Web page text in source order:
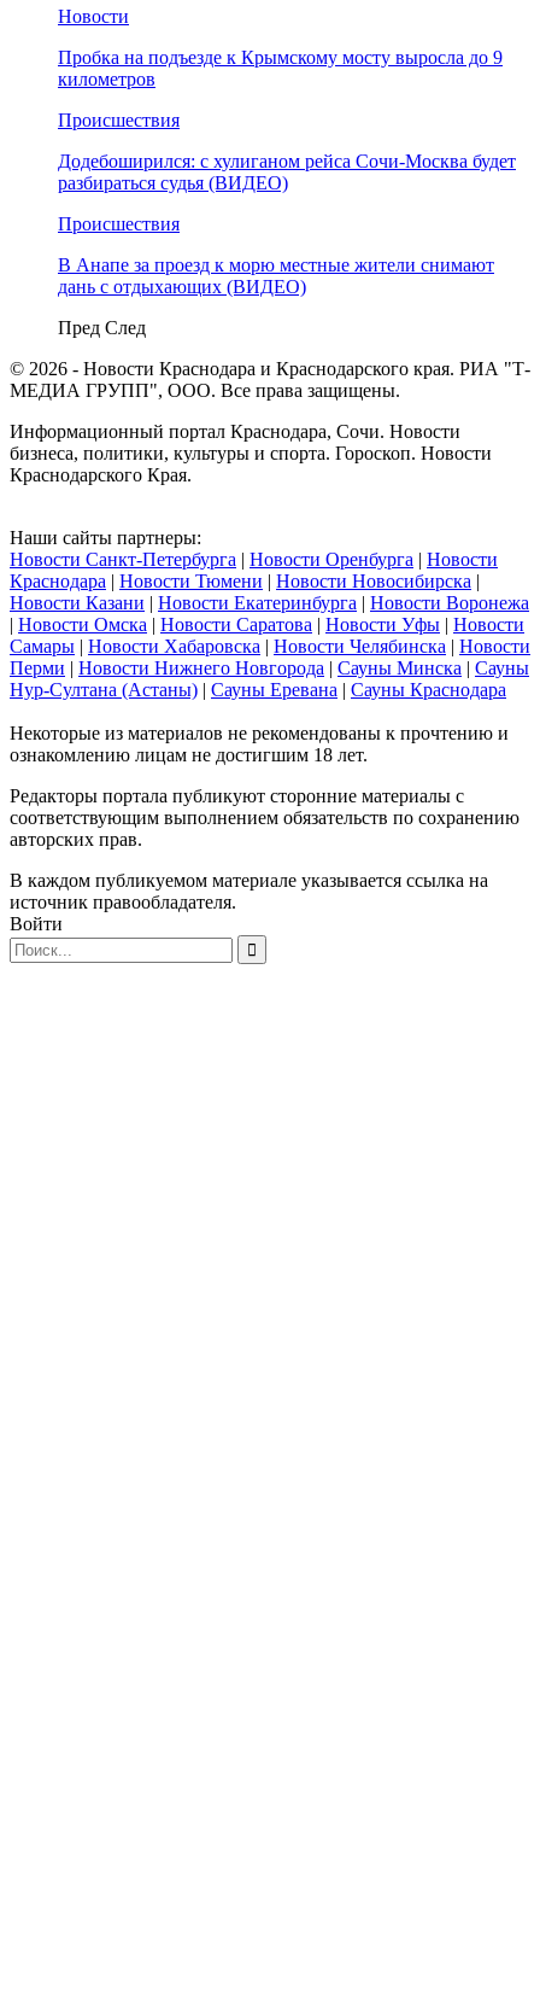
Новости
Пробка на подъезде к Крымскому мосту выросла до 9
километров
Происшествия
Додебоширился: с хулиганом рейса Сочи-Москва будет
разбираться судья (ВИДЕО)
Происшествия
В Анапе за проезд к морю местные жители снимают
дань с отдыхающих (ВИДЕО)
Пред След
© 2026 - Новости Краснодара и Краснодарского края. РИА "Т-
МЕДИА ГРУПП", ООО. Все права защищены.
Информационный портал Краснодара, Сочи. Новости
бизнеса, политики, культуры и спорта. Гороскоп. Новости
Краснодарского Края.
Наши сайты партнеры:
Новости Санкт-Петербурга | Новости Оренбурга | Новости
Краснодара | Новости Тюмени | Новости Новосибирска |
Новости Казани | Новости Екатеринбурга | Новости Воронежа
| Новости Омска | Новости Саратова | Новости Уфы | Новости
Самары | Новости Хабаровска | Новости Челябинска | Новости
Перми | Новости Нижнего Новгорода | Сауны Минска | Сауны
Нур-Султана (Астаны) | Сауны Еревана | Сауны Краснодара
Некоторые из материалов не рекомендованы к прочтению и
ознакомлению лицам не достигшим 18 лет.
Редакторы портала публикуют сторонние материалы с
соответствующим выполнением обязательств по сохранению
авторских прав.
В каждом публикуемом материале указывается ссылка на
источник правообладателя.
Войти